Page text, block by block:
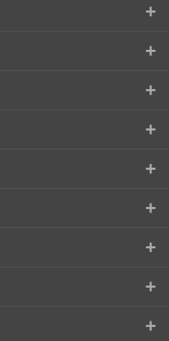
+
+
+
+
+
+
+
+
+